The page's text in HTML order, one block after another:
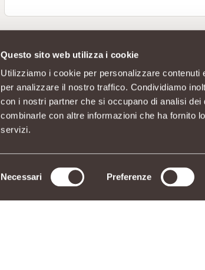
Questo sito web utilizza i cookie
Utilizziamo i cookie per personalizzare
per analizzare il nostro traffico. Condividiamo
con i nostri partner che si occupano di analisi
combinarle con altre informazioni che ha fornito
servizi.
del
Necessari Preferenze